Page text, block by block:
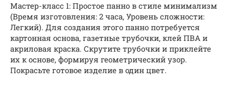
Мастер-класс 1: Простое панно в стиле минимализм
(Время изготовления: 2 часа, Уровень сложности:
Легкий). Для создания этого панно потребуется
картонная основа, газетные трубочки, клей ПВА и
акриловая краска. Скрутите трубочки и приклейте
их к основе, формируя геометрический узор.
Покрасьте готовое изделие в один цвет.